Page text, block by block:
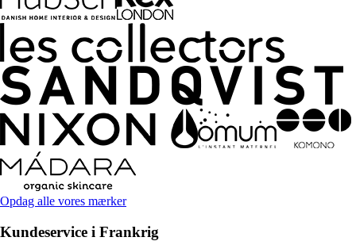
Opdag alle vores mærker
Kundeservice i Frankrig